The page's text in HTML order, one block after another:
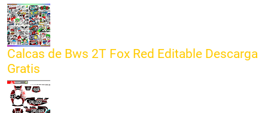
Calcas de Bws 2T Fox Red Editable Descarga
Gratis